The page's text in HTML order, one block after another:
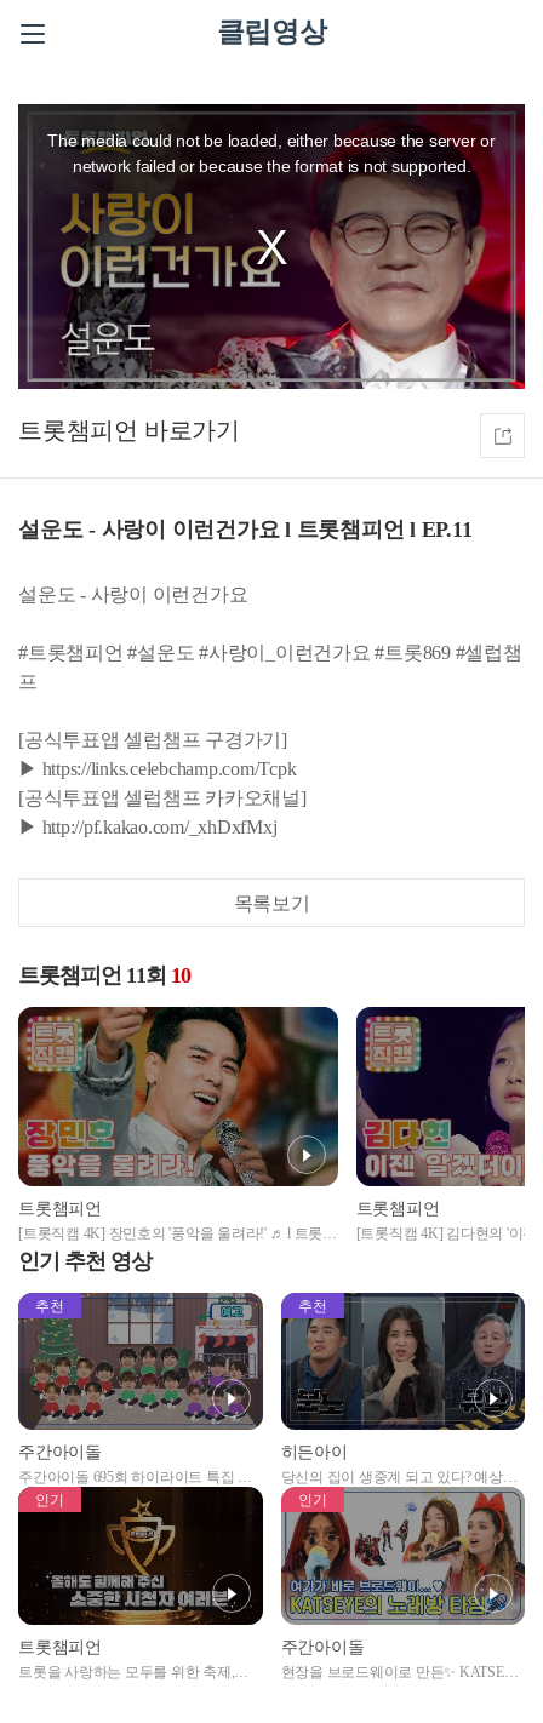
클립영상
The media could not be loaded, either because the server or
network failed or because the format is not supported.
트롯챔피언
설운도 - 사랑이 이런건가요 l 트롯챔피언 l EP.11
설운도 - 사랑이 이런건가요
#트롯챔피언 #설운도 #사랑이_이런건가요 #트롯869 #셀럽챔
프
[공식투표앱 셀럽챔프 구경가기]
▶ https://links.celebchamp.com/Tcpk
[공식투표앱 셀럽챔프 카카오채널]
▶ http://pf.kakao.com/_xhDxfMxj
목록보기
트롯챔피언 11회 10
트롯챔피언
[트롯직캠 4K] 장민호의 '풍악을 울려라!' ♬ l 트롯챔
피언 l EP.11
트롯챔피언
[트롯직캠 4K] 김다현의 '이
인기 추천 영상
추천
주간아이돌
주간아이돌 695회 하이라이트 특집 남
자아이돌편 예고
추천
히든아이
당신의 집이 생중계 되고 있다? 예상치
못한 곳에서 일어나는 불법촬영 범죄!
인기
트롯챔피언
트롯을 사랑하는 모두를 위한 축제,
인기
주간아이돌
현장을 브로드웨이로 만든✨ KATSEYE